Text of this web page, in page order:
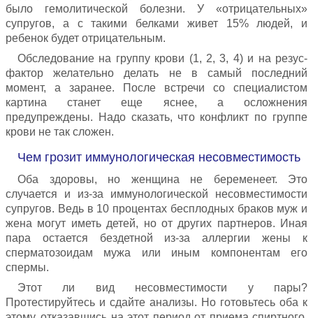
было гемолитической болезни. У «отрицательных»
супругов, а с такими белками живет 15% людей, и
ребенок будет отрицательным.
Обследование на группу крови (1, 2, 3, 4) и на резус-
фактор желательно делать не в самый последний
момент, а заранее. После встречи со специалистом
картина станет еще яснее, а осложнения
предупреждены. Надо сказать, что конфликт по группе
крови не так сложен.
Чем грозит иммунологическая несовместимость
Оба здоровы, но женщина не беременеет. Это
случается и из-за иммунологической несовместимости
супругов. Ведь в 10 процентах бесплодных браков муж и
жена могут иметь детей, но от других партнеров. Иная
пара остается бездетной из-за аллергии жены к
сперматозоидам мужа или иным компонентам его
спермы.
Этот ли вид несовместимости у пары?
Протестируйтесь и сдайте анализы. Но готовьтесь оба к